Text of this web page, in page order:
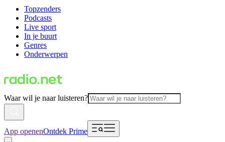
Topzenders
Podcasts
Live sport
In je buurt
Genres
Onderwerpen
Waar wil je naar luisteren?
App openenOntdek Prime